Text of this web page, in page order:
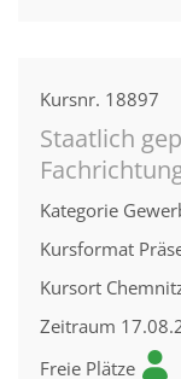
Kursnr. 18897
Staatlich
Kategorie
Kursformat
Kursort
Zeitraum
Freie Plätze